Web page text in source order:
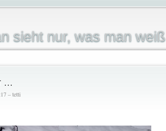
sieht nur, was man weiß
...
– tetti